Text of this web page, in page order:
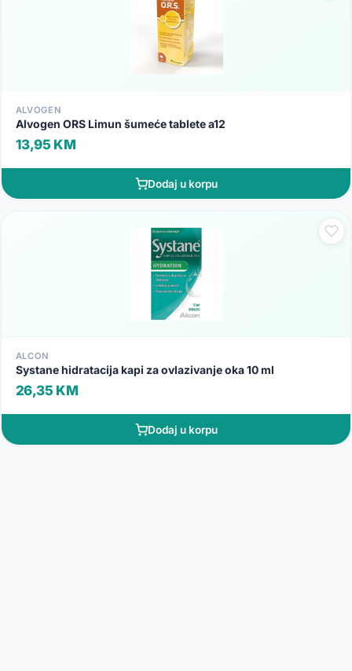
ALVOGEN
Alvogen ORS Limun šumeće tablete a12
13,95 KM
Dodaj u korpu
ALCON
Systane hidratacija kapi za ovlazivanje oka 10 ml
26,35 KM
Dodaj u korpu